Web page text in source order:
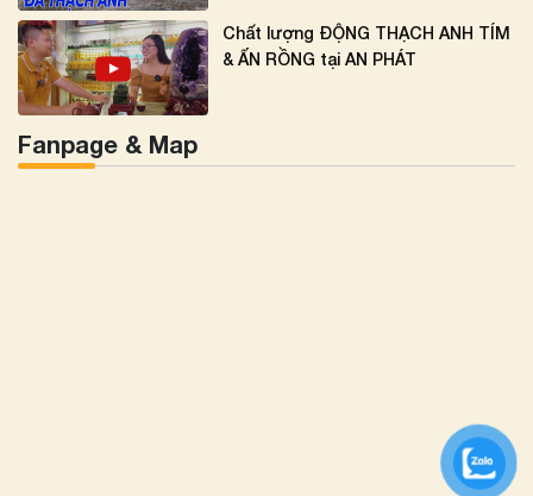
Chất lượng ĐỘNG THẠCH ANH TÍM
& ẤN RỒNG tại AN PHÁT
Fanpage & Map